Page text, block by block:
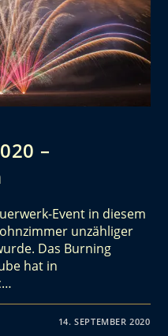
–
Event in diesem
unzähliger
Das Burning
hat in
14. SEPTEMBER 2020